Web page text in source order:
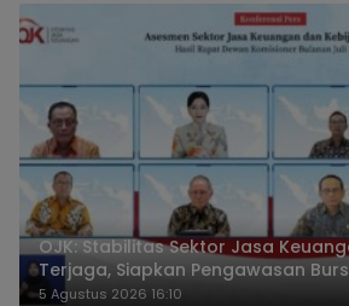
OJK: Stabilitas Sektor Jasa
Terjaga, Siapkan Pengawasan
2027
5 Agustus 2026 16:10